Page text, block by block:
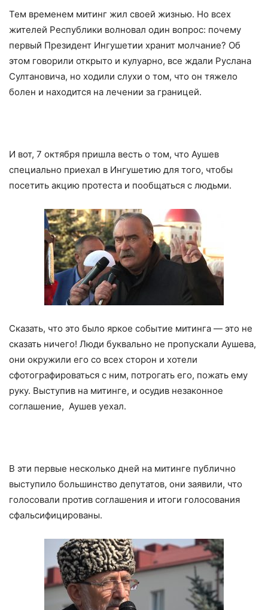
Тем временем митинг жил своей жизнью. Но всех
жителей Республики волновал один вопрос: почему
первый Президент Ингушетии хранит молчание? Об
этом говорили открыто и кулуарно, все ждали Руслана
Султановича, но ходили слухи о том, что он тяжело
болен и находится на лечении за границей.
И вот, 7 октября пришла весть о том, что Аушев
специально приехал в Ингушетию для того, чтобы
посетить акцию протеста и пообщаться с людьми.
Сказать, что это было яркое событие митинга — это не
сказать ничего! Люди буквально не пропускали Аушева,
они окружили его со всех сторон и хотели
сфотографироваться с ним, потрогать его, пожать ему
руку. Выступив на митинге, и осудив незаконное
соглашение, Аушев уехал.
В эти первые несколько дней на митинге публично
выступило большинство депутатов, они заявили, что
голосовали против соглашения и итоги голосования
сфальсифицированы.